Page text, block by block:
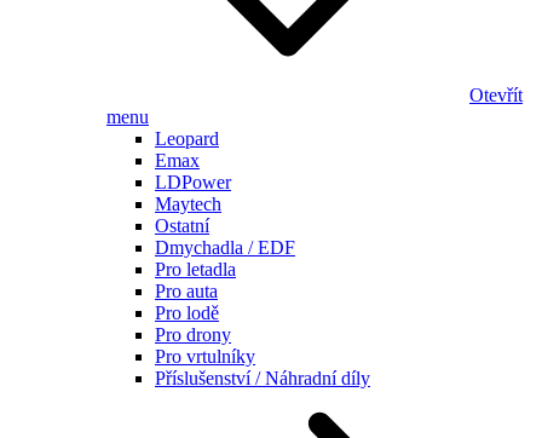
Otevřít
menu
Leopard
Emax
LDPower
Maytech
Ostatní
Dmychadla / EDF
Pro letadla
Pro auta
Pro lodě
Pro drony
Pro vrtulníky
Příslušenství / Náhradní díly